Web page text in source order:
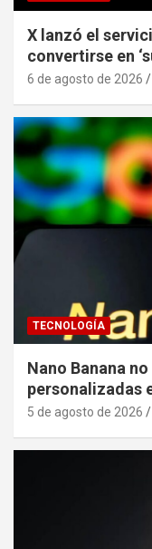
X lanzó el
convertirse en
6 de agosto de 2026
TECNOLOGÍA
Nano Banana
personalizadas
5 de agosto de 2026